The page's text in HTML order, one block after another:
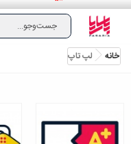
خانه لپ تاپ